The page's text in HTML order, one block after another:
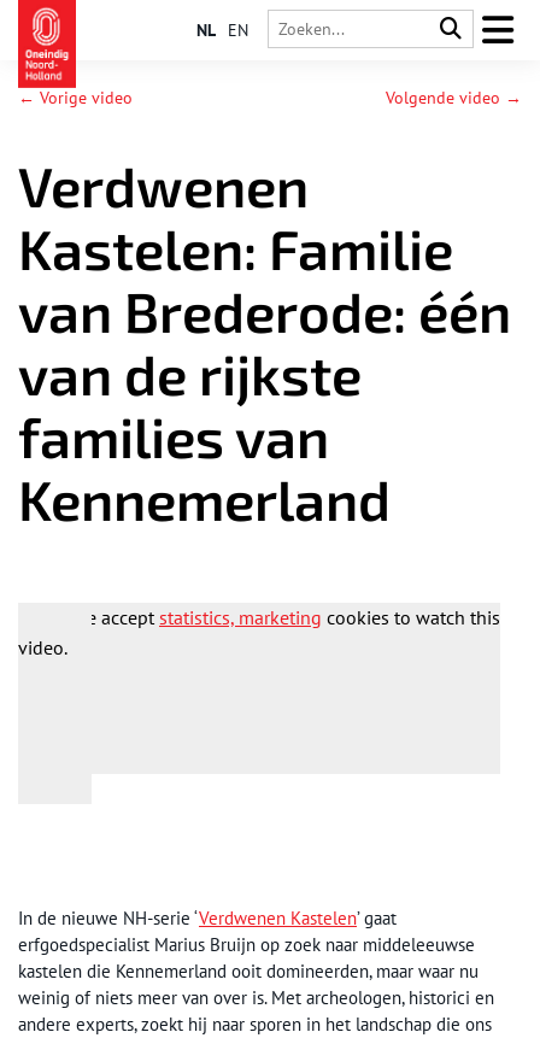
NL EN
← Vorige video Volgende video →
Verdwenen
Kastelen: Familie
van Brederode: één
van de rijkste
families van
Kennemerland
Please acceptstatistics, marketing cookies to watch this
video.
In de nieuwe NH-serie ‘Verdwenen Kastelen’ gaat
erfgoedspecialist Marius Bruijn op zoek naar middeleeuwse
kastelen die Kennemerland ooit domineerden, maar waar nu
weinig of niets meer van over is. Met archeologen, historici en
andere experts, zoekt hij naar sporen in het landschap die ons